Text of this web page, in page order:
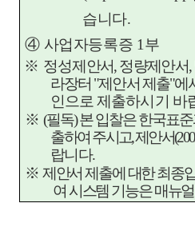
습니다.
④ 사업자등록증 1 부
※ 정성제안서,정량제안서,
라장터 "제안서 제출"에
인으로 제출하시기 바
※ (필독)본 입찰은 한국표
출하여 주시고,제안서
랍니다.
※ 제안서 제출에 대한 최종
여 시스템 기능은 매뉴